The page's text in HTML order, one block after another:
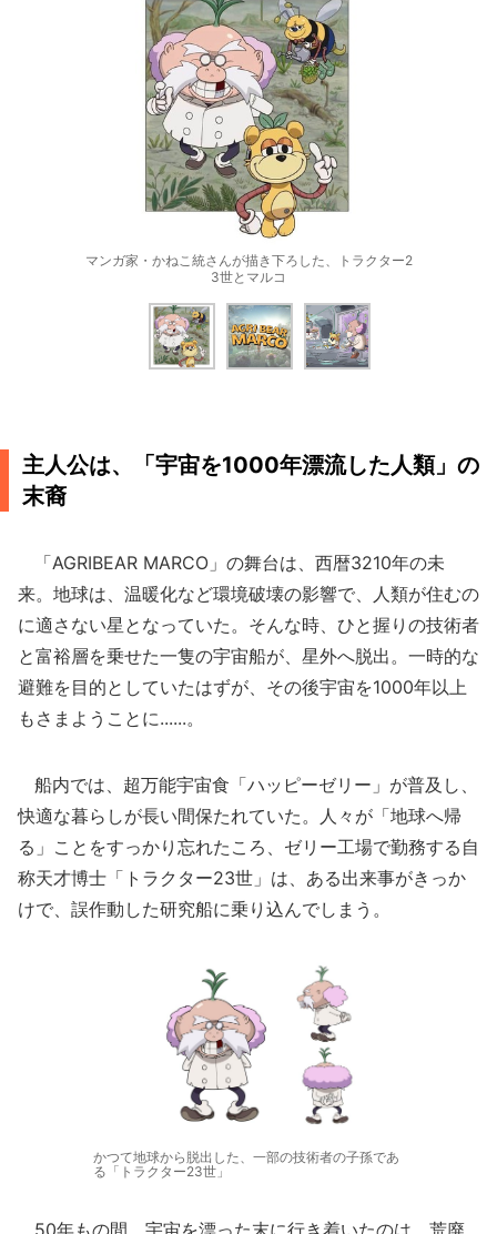
マンガ家・かねこ統さんが描き下ろした、トラクター2
3世とマルコ
主人公は、「宇宙を1000年漂流した人類」の
末裔
「AGRIBEAR MARCO」の舞台は、西暦3210年の未
来。地球は、温暖化など環境破壊の影響で、人類が住むの
に適さない星となっていた。そんな時、ひと握りの技術者
と富裕層を乗せた一隻の宇宙船が、星外へ脱出。一時的な
避難を目的としていたはずが、その後宇宙を1000年以上
もさまようことに......。
船内では、超万能宇宙食「ハッピーゼリー」が普及し、
快適な暮らしが長い間保たれていた。人々が「地球へ帰
る」ことをすっかり忘れたころ、ゼリー工場で勤務する自
称天才博士「トラクター23世」は、ある出来事がきっか
けで、誤作動した研究船に乗り込んでしまう。
かつて地球から脱出した、一部の技術者の子孫であ
る「トラクター23世」
50年もの間、宇宙を漂った末に行き着いたのは、荒廃